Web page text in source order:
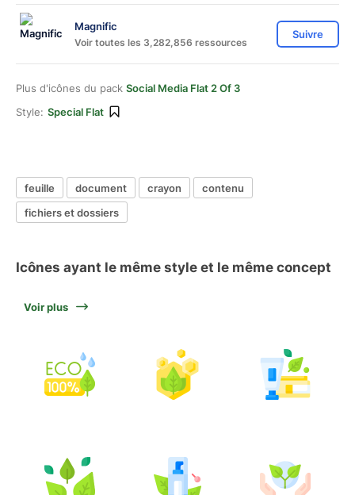
Magnific
Voir toutes les 3,282,856 ressources
Suivre
Plus d'icônes du pack Social Media Flat 2 Of 3
Style: Special Flat
feuille document crayon
contenu
fichiers et dossiers
Icônes ayant le même style et le même concept
Voir plus